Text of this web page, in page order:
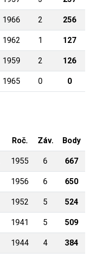
1966 2 256
1962 1 127
1959 2 126
1965 0 0
Roč. Záv. Body
1955 6 667
1956 6 650
1952 5 524
1941 5 509
1944 4 384